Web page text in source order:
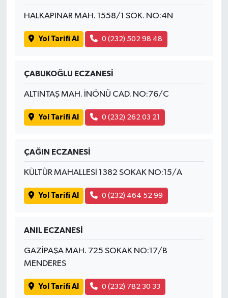
HALKAPINAR MAH. 1558/1 SOK. NO:4N
Yol Tarifi Al 0 (232) 502 98 48
ÇABUKOĞLU ECZANESİ
ALTINTAŞ MAH. İNÖNÜ CAD. NO:76/C
Yol Tarifi Al 0 (232) 262 03 21
ÇAĞIN ECZANESİ
KÜLTÜR MAHALLESİ 1382 SOKAK NO:15/A
Yol Tarifi Al 0 (232) 464 52 99
ANIL ECZANESİ
GAZİPAŞA MAH. 725 SOKAK NO:17/B
MENDERES
Yol Tarifi Al 0 (232) 782 30 33